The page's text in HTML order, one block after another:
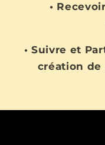
•
• Suivre et
création de